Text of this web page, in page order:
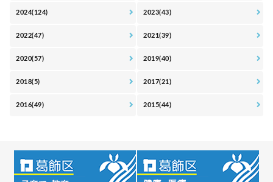
2024(124) 2023(43)
2022(47) 2021(39)
2020(57) 2019(40)
2018(5) 2017(21)
2016(49) 2015(44)